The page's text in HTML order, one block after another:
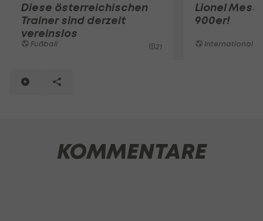
Diese österreichischen
Trainer sind derzeit
vereinslos
Fußball 21
Lionel
900er!
International
KOMMENTARE